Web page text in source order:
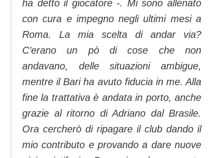
ha detto il giocatore -. Mi sono allenato
con cura e impegno negli ultimi mesi a
Roma. La mia scelta di andar via?
C’erano un pò di cose che non
andavano, delle situazioni ambigue,
mentre il Bari ha avuto fiducia in me. Alla
fine la trattativa è andata in porto, anche
grazie al ritorno di Adriano dal Brasile.
Ora cercherò di ripagare il club dando il
mio contributo e provando a dare nuove